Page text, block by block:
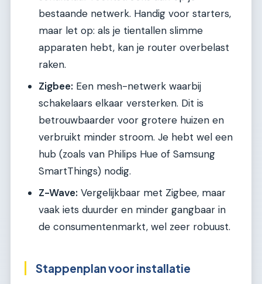
bestaande netwerk. Handig voor starters,
maar let op: als je tientallen slimme
apparaten hebt, kan je router overbelast
raken.
Zigbee: Een mesh-netwerk waarbij
schakelaars elkaar versterken. Dit is
betrouwbaarder voor grotere huizen en
verbruikt minder stroom. Je hebt wel een
hub (zoals van Philips Hue of Samsung
SmartThings) nodig.
Z-Wave: Vergelijkbaar met Zigbee, maar
vaak iets duurder en minder gangbaar in
de consumentenmarkt, wel zeer robuust.
Stappenplan voor installatie